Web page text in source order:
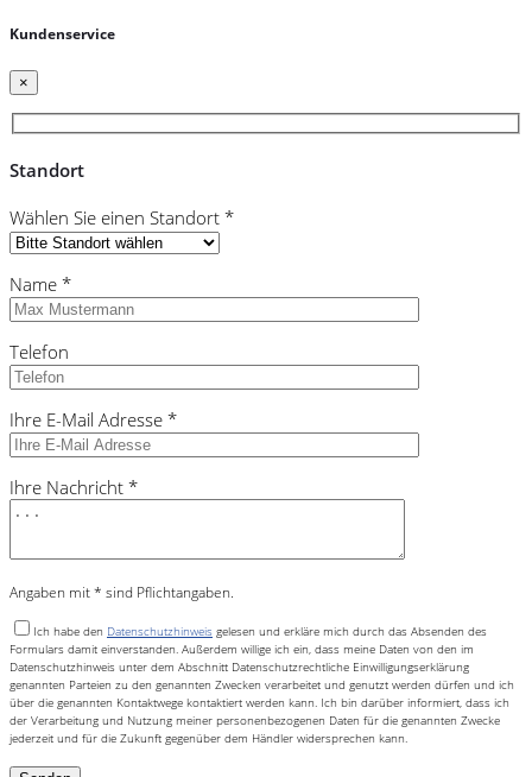
Kundenservice
×
Standort
Wählen Sie einen Standort *
Name *
Telefon
Ihre E-Mail Adresse *
Ihre Nachricht *
Angaben mit * sind Pflichtangaben.
Ich habe den Datenschutzhinweis gelesen und erkläre mich durch das Absenden des
Formulars damit einverstanden. Außerdem willige ich ein, dass meine Daten von den im
Datenschutzhinweis unter dem Abschnitt Datenschutzrechtliche Einwilligungserklärung
genannten Parteien zu den genannten Zwecken verarbeitet und genutzt werden dürfen und ich
über die genannten Kontaktwege kontaktiert werden kann. Ich bin darüber informiert, dass ich
der Verarbeitung und Nutzung meiner personenbezogenen Daten für die genannten Zwecke
jederzeit und für die Zukunft gegenüber dem Händler widersprechen kann.